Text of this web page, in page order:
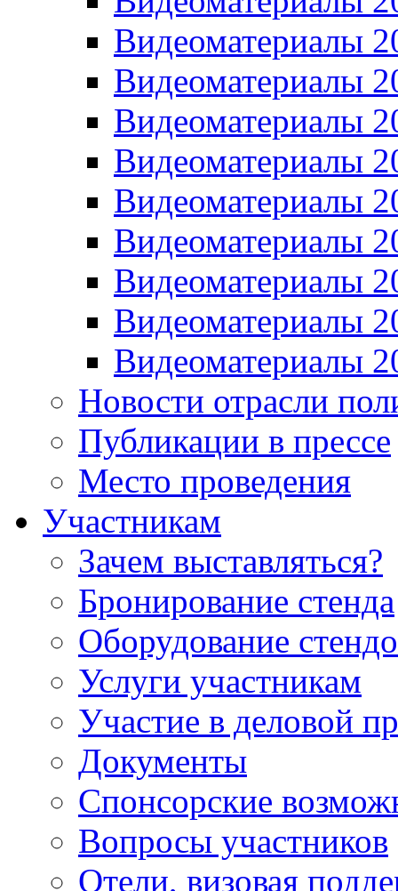
Видеоматериалы
Видеоматериалы
Видеоматериалы
Видеоматериалы
Видеоматериалы
Видеоматериалы
Видеоматериалы
Видеоматериалы
Видеоматериалы
Новости отрасли
Публикации в прессе
Место проведения
Участникам
Зачем выставляться?
Бронирование стенда
Оборудование
Услуги участникам
Участие в деловой
Документы
Спонсорские
Вопросы участников
Отели, визовая